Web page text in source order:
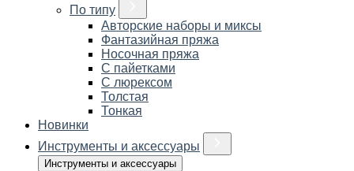
По типу
Авторские наборы и миксы
Фантазийная пряжа
Носочная пряжа
С пайетками
С люрексом
Толстая
Тонкая
Новинки
Инструменты и аксессуары
Инструменты и аксессуары